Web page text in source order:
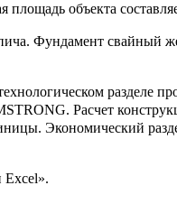
объекта
Фундамент свайный
разделе
Расчет
Экономический
Excel».